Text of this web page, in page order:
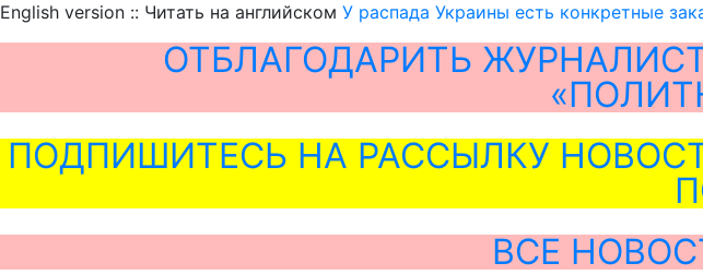
English version :: Читать на английском У распада Украины есть конкретные
ОТБЛАГОДАРИТЬ
ПОДПИШИТЕСЬ НА РАССЫЛКУ
ВСЕ